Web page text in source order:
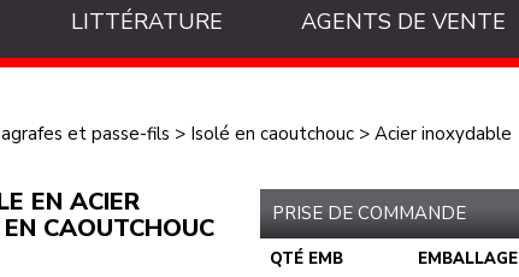
LITTÉRATURE AGENTS DE VENTE
et passe-fils > Isolé en caoutchouc> Acier inoxydable
EN ACIER
CAOUTCHOUC
PRISE DE COMMANDE
QTÉ EMB EMBALLAGE